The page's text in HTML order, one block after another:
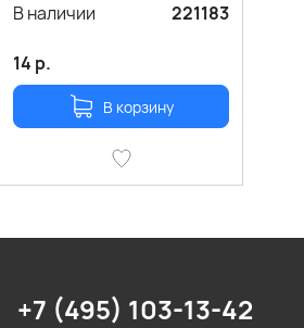
В наличии
221183
14 р.
В корзину
+7 (495) 103-13-42